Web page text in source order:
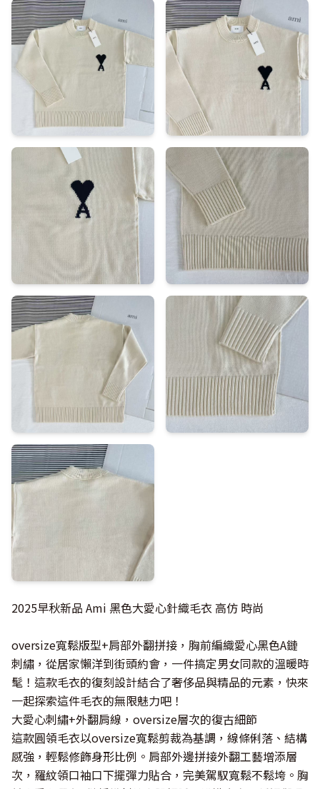
2025早秋新品 Ami 黑色大愛心針織毛衣 高仿 時尚
oversize寬鬆版型+肩部外翻拼接，胸前編織愛心黑色A鏈
刺繡，從居家懶洋到街頭約會，一件搞定男女同款的溫暖時
髦！這款毛衣的復刻設計結合了奢侈品與精品的元素，快來
一起探索這件毛衣的無限魅力吧！
大愛心刺繡+外翻肩線，oversize層次的復古細節
這款圓領毛衣以oversize寬鬆剪裁為基調，線條俐落、結構
感強，輕鬆修飾身形比例。肩部外邊拼接外翻工藝增添層
次，羅紋領口袖口下擺彈力貼合，完美駕馭寬鬆不鬆垮。胸